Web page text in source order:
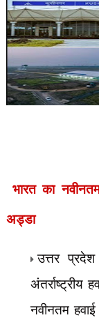
भारत का
अड्डा
उत्तर
अंतर्राष्ट्रीय
नवीनतम